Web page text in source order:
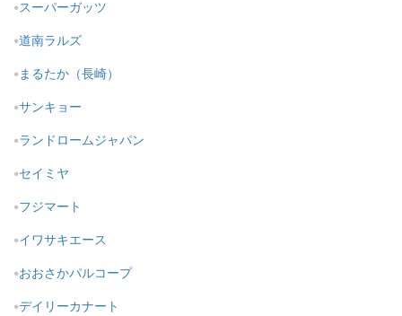
スーパーガッツ
道南ラルズ
まるたか（長崎）
サンキョー
ランドロームジャパン
セイミヤ
フジマート
イワサキエース
おおさかパルコープ
デイリーカナート